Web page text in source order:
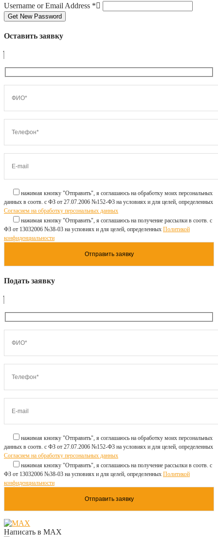
Username or Email Address *
Get New Password
Оставить заявку
нажимая кнопку "Отправить", я соглашаюсь на обработку моих персональных
данных в соотв. с ФЗ от 27.07.2006 №152-Ф3 на условиях и для целей, определенных
Согласием на обработку персональных данных
нажимая кнопку "Отправить", я соглашаюсь на получение рассылки в соотв. с
ФЗ от 13032006 №38-03 на усповиях и для целей, определенных Политикой
конфиденциальности
Подать заявку
нажимая кнопку "Отправить", я соглашаюсь на обработку моих персональных
данных в соотв. с ФЗ от 27.07.2006 №152-Ф3 на условиях и для целей, определенных
Согласием на обработку персональных данных
нажимая кнопку "Отправить", я соглашаюсь на получение рассылки в соотв. с
ФЗ от 13032006 №38-03 на усповиях и для целей, определенных Политикой
конфиденциальности
Написать в MAX